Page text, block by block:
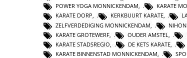
POWER YOGA MONNICKENDAM, KARATE
KARATE DORP, KERKBUURT KARATE,
ZELFVERDEDIGING MONNICKENDAM
KARATE GROTEWERF
OUDER AMSTEL
KARATE STADSREGIO
DE KETS KARATE
KARATE BINNENSTAD MONNICKENDAM